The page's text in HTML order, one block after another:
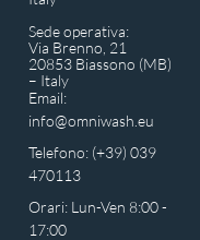
Sede operativa:
Via Brenno, 21
20853 Biassono (MB)
– Italy
Email:
info@omniwash.eu
Telefono: (+39) 039
470113
Orari: Lun-Ven 8:00 -
17:00